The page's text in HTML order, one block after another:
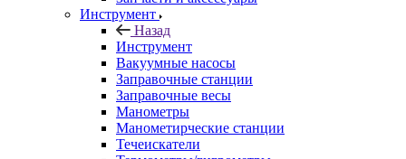
Инструмент
Назад
Инструмент
Вакуумные насосы
Заправочные станции
Заправочные весы
Манометры
Манометирческие станции
Течеискатели